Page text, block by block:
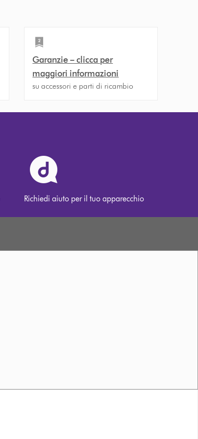
Garanzie – clicca per
maggiori informazioni
su accessori e parti di ricambio
Richiedi aiuto per il tuo apparecchio